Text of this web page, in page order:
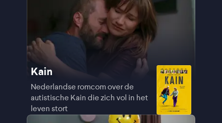
Kain
Nederlandse romcom over de
autistische Kain die zich vol in het
leven stort